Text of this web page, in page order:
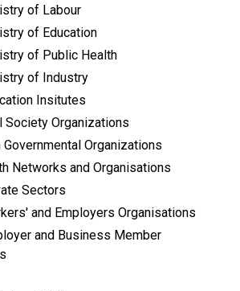
of Labour
of Education
of Public Health
of Industry
Insitutes
Society Organizations
Governmental Organizations
Networks and Organisations
Sectors
and Employers Organisations
and Business Member